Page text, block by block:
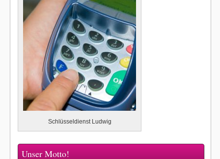
Schlüsseldienst Ludwig
Unser Motto!